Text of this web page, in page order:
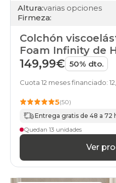
Altura:varias opciones
Firmeza:
Colchón
Foam Infinity de
149,99€ 50% dto.
Cuota 12 meses financiado:
5(50)
Entrega gratis de 48 a 72
Quedan 13 unidades
Ver